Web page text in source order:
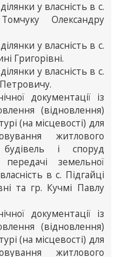
у власність в с.
Олександру
у власність в с.
Григорівні.
у власність в с.
документації із
(відновлення)
(на місцевості) для
житлового
будівель і споруд
земельної
в с. Підгайці
та гр. Кучмі Павлу
документації із
(відновлення)
(на місцевості) для
житлового